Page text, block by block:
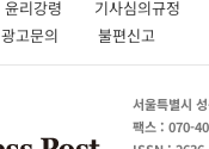
윤리강령 기사심의규정
광고문의 불편신고
서울특별시
팩스 : 070-